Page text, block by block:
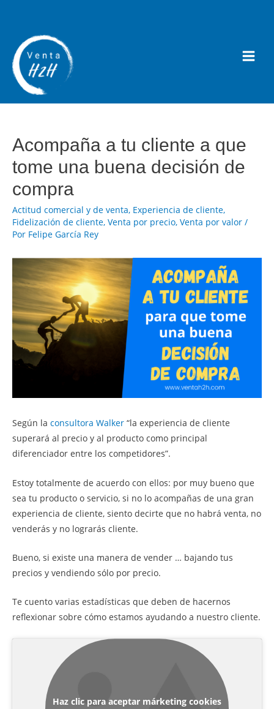
Acompaña a tu cliente a que
tome una buena decisión de
compra
Actitud comercial y de venta, Experiencia de cliente,
Fidelización de cliente, Venta por precio, Venta por valor /
Por Felipe García Rey
Según la consultora Walker “la experiencia de cliente
superará al precio y al producto como principal
diferenciador entre los competidores”.
Estoy totalmente de acuerdo con ellos: por muy bueno que
sea tu producto o servicio, si no lo acompañas de una gran
experiencia de cliente, siento decirte que no habrá venta, no
venderás y no lograrás cliente.
Bueno, si existe una manera de vender … bajando tus
precios y vendiendo sólo por precio.
Te cuento varias estadísticas que deben de hacernos
reflexionar sobre cómo estamos ayudando a nuestro cliente.
Haz clic para aceptar márketing cookies